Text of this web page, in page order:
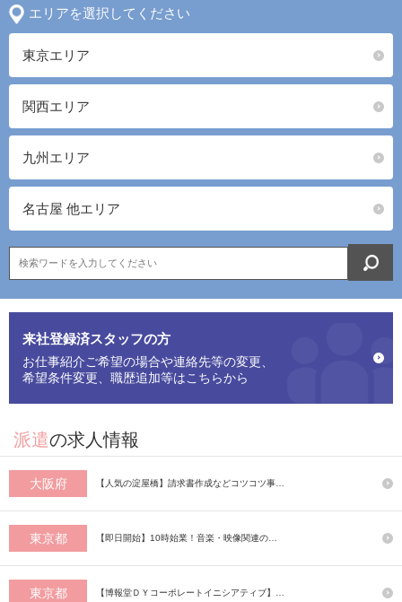
エリアを選択してください
東京エリア
関西エリア
九州エリア
名古屋 他エリア
来社登録済スタッフの方
お仕事紹介ご希望の場合や連絡先等の変更、
希望条件変更、職歴追加等はこちらから
派遣の求人情報
大阪府 【人気の淀屋橋】請求書作成などコツコツ事…
東京都 【即日開始】10時始業！音楽・映像関連の…
東京都 【博報堂ＤＹコーポレートイニシアティブ】…